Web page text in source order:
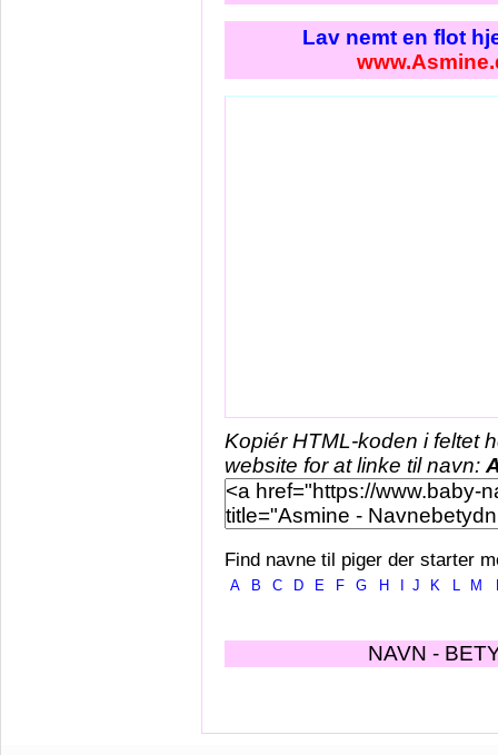
Lav nemt en flot
Kopiér HTML-koden i feltet
website for at linke til navn:
Find navne til piger der starter
A B C D E F G H J K L M
NAVN -